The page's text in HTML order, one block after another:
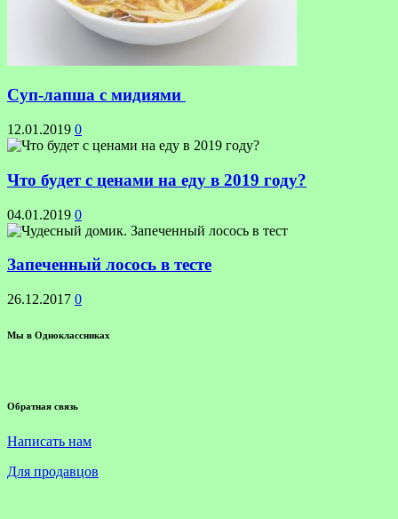
Суп-лапша с мидиями
12.01.2019 0
Что будет с ценами на еду в 2019 году?
04.01.2019 0
Запеченный лосось в тесте
26.12.2017 0
Мы в Одноклассниках
Обратная связь
Написать нам
Для продавцов